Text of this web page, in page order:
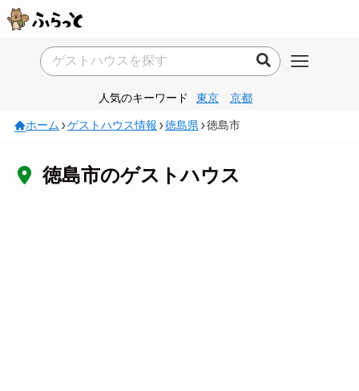
人気のキーワード 東京 京都
ホーム ゲストハウス情報 徳島県 徳島市
徳島市のゲストハウス